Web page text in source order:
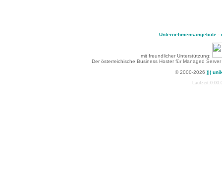
Unternehmensangebote-
mit freundlicher Unterstützung:
Der österreichische Business Hoster für Managed
© 2000-2026 )|(